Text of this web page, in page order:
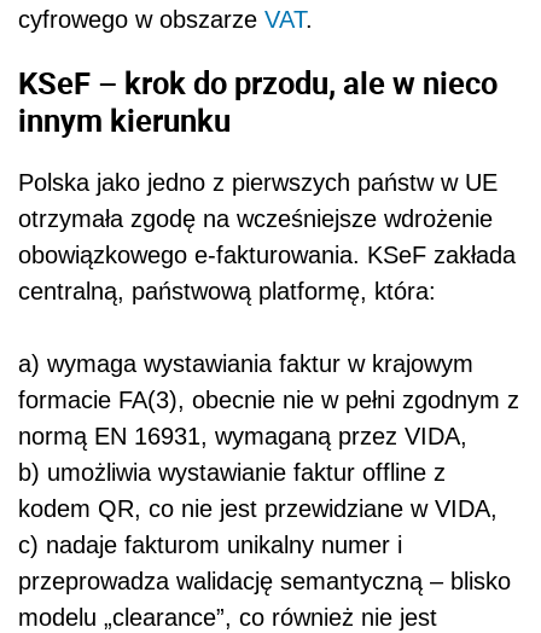
cyfrowego w obszarze VAT.
KSeF – krok do przodu, ale w nieco
innym kierunku
Polska jako jedno z pierwszych państw w UE
otrzymała zgodę na wcześniejsze wdrożenie
obowiązkowego e-fakturowania. KSeF zakłada
centralną, państwową platformę, która:
a) wymaga wystawiania faktur w krajowym
formacie FA(3), obecnie nie w pełni zgodnym z
normą EN 16931, wymaganą przez VIDA,
b) umożliwia wystawianie faktur offline z
kodem QR, co nie jest przewidziane w VIDA,
c) nadaje fakturom unikalny numer i
przeprowadza walidację semantyczną – blisko
modelu „clearance”, co również nie jest